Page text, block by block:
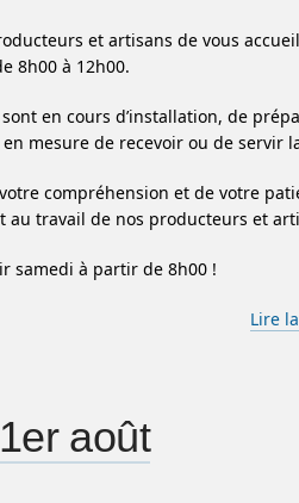
et artisans de vous
8h00 à 12h00.
en cours d’installation, de
mesure de recevoir ou de servir
compréhension et de votre
au travail de nos producteurs et
samedi à partir de 8h00 !
Lire
août